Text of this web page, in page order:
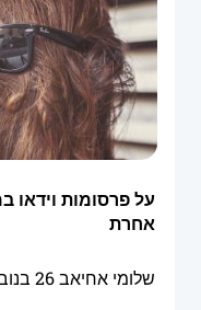
על פרסומות וידאו
אחרת
שלומי אחיאב26 בנובמבר 2014